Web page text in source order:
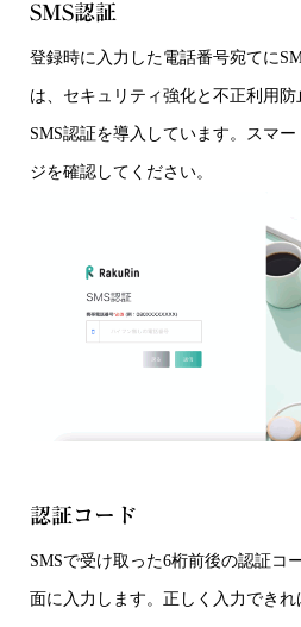
SMS認証
登録時に入力した電話番号宛てに
は、セキュリティ強化と不正利用
SMS認証を導入しています。スマ
ジを確認してください。
認証コード
SMSで受け取った6桁前後の認証コ
面に入力します。正しく入力でき